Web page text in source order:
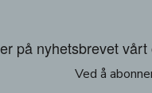
på nyhetsbrevet
Ved å